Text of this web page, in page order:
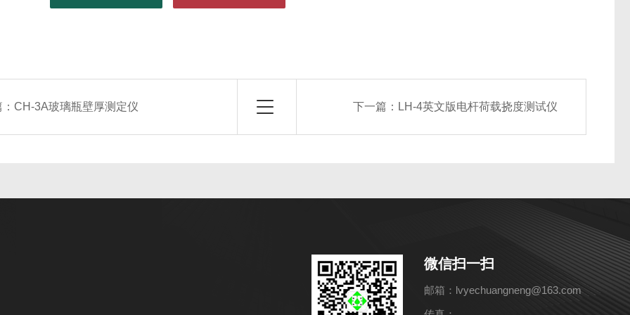
：CH-3A玻璃瓶壁厚测定仪 下一篇： LH-4英文版电杆荷载挠度测试仪
微信扫一扫
邮箱：lvyechuangneng@163.com